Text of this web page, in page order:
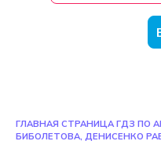
ГЛАВНАЯ СТРАНИЦА ГДЗ ПО
БИБОЛЕТОВА, ДЕНИСЕНКО